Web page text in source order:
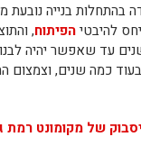
בהתחלות בנייה
להיבטיהפיתוח,
עד שאפשר יהיה
כמה שנים, וצמצום
של מקומונט רמת